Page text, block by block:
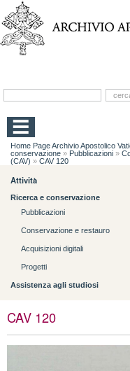
Home Page Archivio Apostolico
conservazione » Pubblicazioni »
(CAV) » CAV 120
Attività
Ricerca e conservazione
Pubblicazioni
Conservazione e restauro
Acquisizioni digitali
Progetti
Assistenza agli studiosi
CAV 120